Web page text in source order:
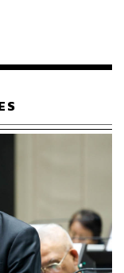
ร อำนาจเจริญ
ในแม่น้ำโขงมีแนว
กใน สปป.ลาว
งหวัดชัยนาท
ทบุรี และ
ลองโผงเผงและ
งหวัด
ะทบจากการ